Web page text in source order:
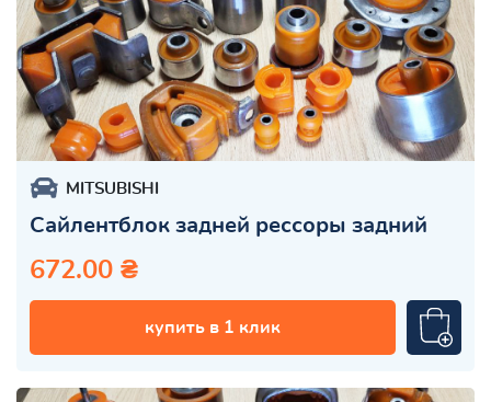
MITSUBISHI
Сайлентблок задней рессоры задний
672.00 ₴
купить в 1 клик